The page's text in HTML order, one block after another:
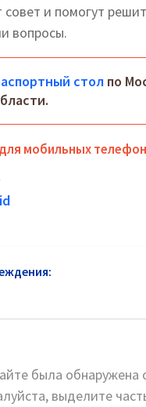
совет и помогут
вопросы.
стол по
мобильных
была обнаружена
выделите